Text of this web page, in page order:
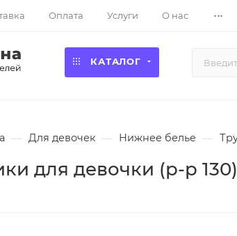
Оплата Услуги О нас ...
КАТАЛОГ
— Для девочек — Нижнее белье —
для девочки (р-р 130)